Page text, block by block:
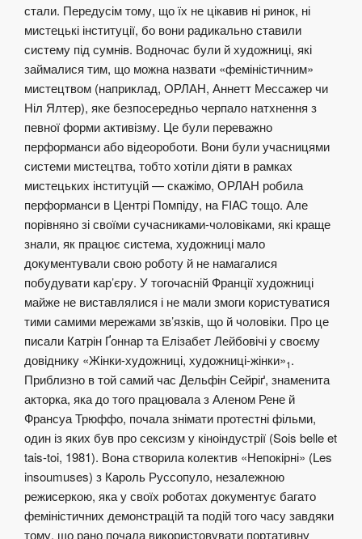
стали. Передусім тому, що їх не цікавив ні ринок, ні
мистецькі інституції, бо вони радикально ставили
систему під сумнів. Водночас були й художниці, які
займалися тим, що можна назвати «феміністичним»
мистецтвом (наприклад, ОРЛАН, Аннетт Мессажер чи
Ніл Ялтер), яке безпосередньо черпало натхнення з
певної форми активізму. Це були переважно
перформанси або відеороботи. Вони були учасницями
системи мистецтва, тобто хотіли діяти в рамках
мистецьких інституцій — скажімо, ОРЛАН робила
перформанси в Центрі Помпіду, на FIAC тощо. Але
порівняно зі своїми сучасниками-чоловіками, які краще
знали, як працює система, художниці мало
документували свою роботу й не намагалися
побудувати кар’єру. У тогочасній Франції художниці
майже не виставлялися і не мали змоги користуватися
тими самими мережами зв’язків, що й чоловіки. Про це
писали Катрін Ґоннар та Елізабет Лейбовічі у своєму
довіднику «Жінки-художниці, художниці-жінки»1.
Приблизно в той самий час Дельфін Сейріґ, знаменита
акторка, яка до того працювала з Аленом Рене й
Франсуа Трюффо, почала знімати протестні фільми,
один із яких був про сексизм у кіноіндустрії (Sois belle et
tais-toi, 1981). Вона створила колектив «Непокірні» (Les
insoumuses) з Кароль Руссопуло, незалежною
режисеркою, яка у своїх роботах документує багато
феміністичних демонстрацій та подій того часу завдяки
тому, що рано почала використовувати портативну